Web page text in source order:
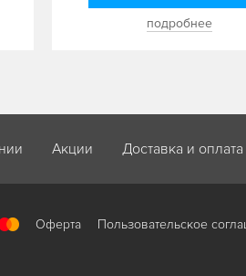
подробнее
Акции Доставка и оплата
Оферта Пользовательское